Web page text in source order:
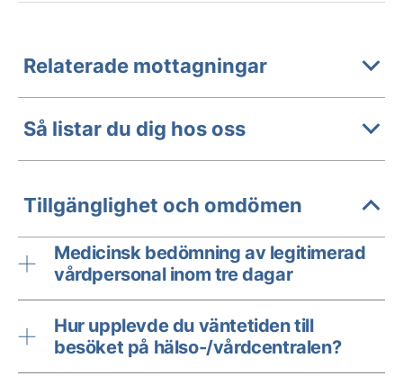
Relaterade mottagningar
Så listar du dig hos oss
Tillgänglighet och omdömen
Medicinsk bedömning av legitimerad
vårdpersonal inom tre dagar
Hur upplevde du väntetiden till
besöket på hälso-/vårdcentralen?